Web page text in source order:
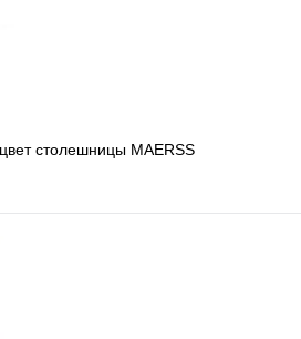
столешницы MAERSS